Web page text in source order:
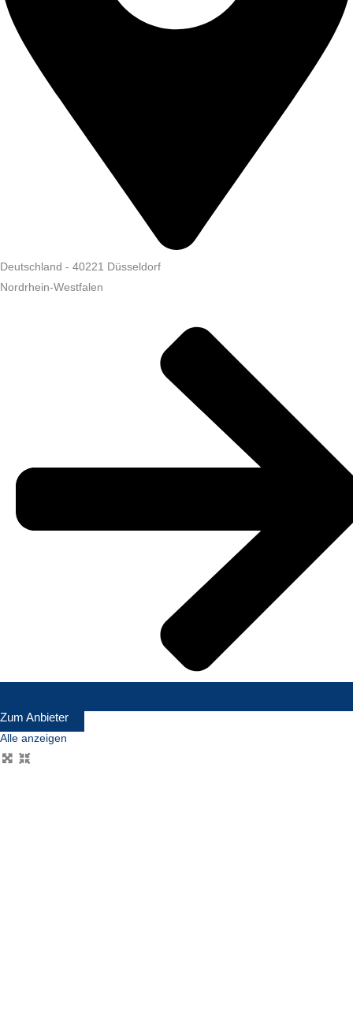
Deutschland - 40221 Düsseldorf
Nordrhein-Westfalen
Zum Anbieter
Alle anzeigen